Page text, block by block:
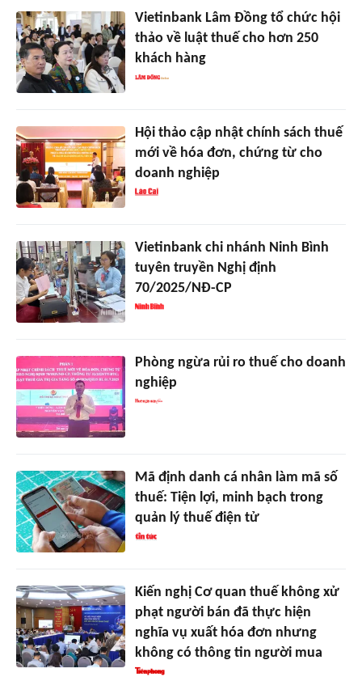
Vietinbank Lâm Đồng tổ chức hội
thảo về luật thuế cho hơn 250
khách hàng
Hội thảo cập nhật chính sách thuế
mới về hóa đơn, chứng từ cho
doanh nghiệp
Vietinbank chi nhánh Ninh Bình
tuyên truyền Nghị định
70/2025/NĐ-CP
Phòng ngừa rủi ro thuế cho doanh
nghiệp
Mã định danh cá nhân làm mã số
thuế: Tiện lợi, minh bạch trong
quản lý thuế điện tử
Kiến nghị Cơ quan thuế không xử
phạt người bán đã thực hiện
nghĩa vụ xuất hóa đơn nhưng
không có thông tin người mua